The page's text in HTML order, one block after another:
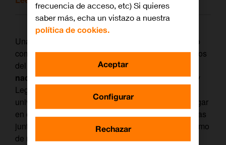
Una película cuyo nacimiento ha sido tan turbulento
como el choque de estos dos tradicionales monstruos
del cine.
‘Godzilla vs Kong’ lleva en producción
nada menos que seis años.Se anunció en 2015 y
Legendary Pictures pretendía con ella comenzar un
universo cinematográfico, el ‘Monsterverse
’. Un lugar
en el que convivieran estas dos gigantescas criaturas
junto con otras especies gigantes, tanto clásicas como
de nuevo cuño.
frecuencia de acceso, etc) Si quieres
saber más, echa un vistazo a nuestra
política de cookies.
Configurar
Rechazar
Aceptar